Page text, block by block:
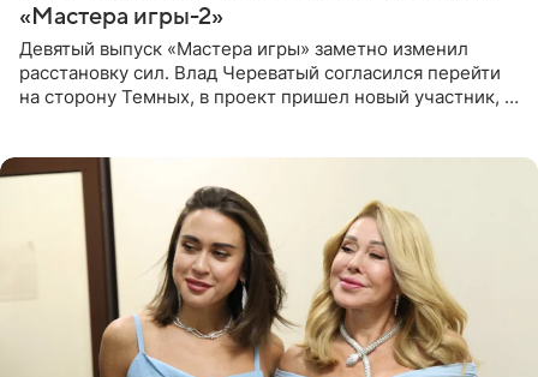
«Мастера игры-2»
Девятый выпуск «Мастера игры» заметно изменил
расстановку сил. Влад Череватый согласился перейти
на сторону Темных, в проект пришел новый участник, а